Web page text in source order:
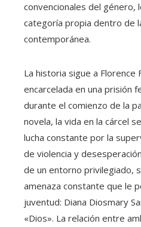
convencionales del género,
categoría propia dentro de
contemporánea.
La historia sigue a Florence
encarcelada en una prisión
durante el comienzo de la
novela, la vida en la cárcel
lucha constante por la
de violencia y
de un entorno privilegiado,
amenaza constante que le
juventud: Diana Diosmary
«Dios». La relación entre